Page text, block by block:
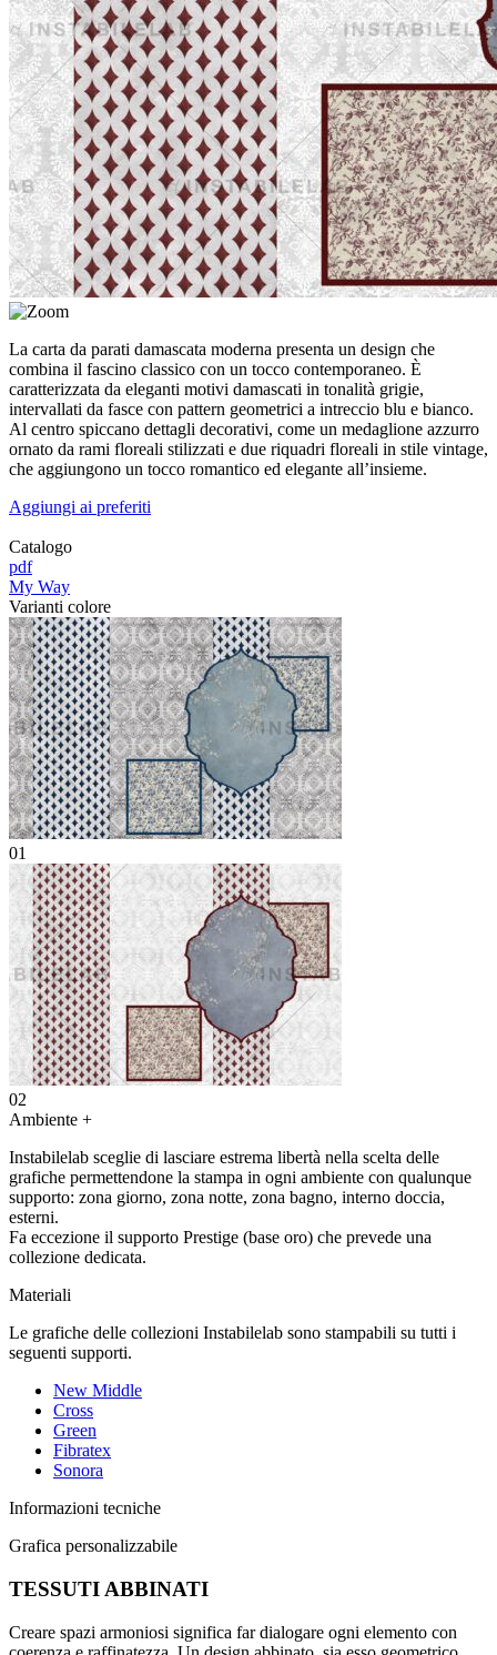
La carta da parati damascata moderna presenta un design che
combina il fascino classico con un tocco contemporaneo. È
caratterizzata da eleganti motivi damascati in tonalità grigie,
intervallati da fasce con pattern geometrici a intreccio blu e bianco.
Al centro spiccano dettagli decorativi, come un medaglione azzurro
ornato da rami floreali stilizzati e due riquadri floreali in stile vintage,
che aggiungono un tocco romantico ed elegante all’insieme.
Aggiungi ai preferiti
Catalogo
pdf
My Way
Varianti colore
01
02
Ambiente +
Instabilelab sceglie di lasciare estrema libertà nella scelta delle
grafiche permettendone la stampa in ogni ambiente con qualunque
supporto: zona giorno, zona notte, zona bagno, interno doccia,
esterni.
Fa eccezione il supporto Prestige (base oro) che prevede una
collezione dedicata.
Materiali
Le grafiche delle collezioni Instabilelab sono stampabili su tutti i
seguenti supporti.
New Middle
Cross
Green
Fibratex
Sonora
Informazioni tecniche
Grafica personalizzabile
TESSUTI ABBINATI
Creare spazi armoniosi significa far dialogare ogni elemento con